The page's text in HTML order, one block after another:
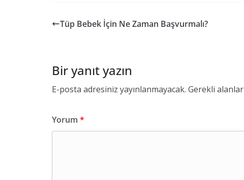
Tüp Bebek İçin Ne Zaman Başvurmalı?
Bir yanıt yazın
E-posta adresiniz yayınlanmayacak. Gerekli alanlar
Yorum *